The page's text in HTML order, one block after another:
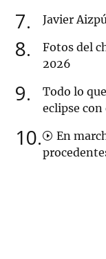
7 Javier
8
Fotos del
2026
9
Todo lo
eclipse
10
En